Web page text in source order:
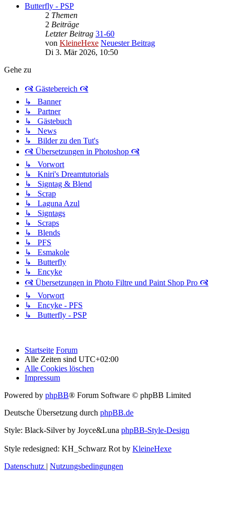
Butterfly - PSP
2 Themen
2 Beiträge
Letzter Beitrag 31-60
von KleineHexe Neuester Beitrag
Di 3. Mär 2026, 10:50
Gehe zu
🙧 Gästebereich 🙧
↳ Banner
↳ Partner
↳ Gästebuch
↳ News
↳ Bilder zu den Tut's
🙧 Übersetzungen in Photoshop 🙧
↳ Vorwort
↳ Kniri's Dreamtutorials
↳ Signtag & Blend
↳ Scrap
↳ Laguna Azul
↳ Signtags
↳ Scraps
↳ Blends
↳ PFS
↳ Esmakole
↳ Butterfly
↳ Encyke
🙧 Übersetzungen in Photo Filtre und Paint Shop Pro 🙧
↳ Vorwort
↳ Encyke - PFS
↳ Butterfly - PSP
Startseite Forum
Alle Zeiten sind UTC+02:00
Alle Cookies löschen
Impressum
Powered by phpBB® Forum Software © phpBB Limited
Deutsche Übersetzung durch phpBB.de
Style: Black-Silver by Joyce&Luna phpBB-Style-Design
Style redesigned: KH_Schwarz Rot by KleineHexe
Datenschutz | Nutzungsbedingungen